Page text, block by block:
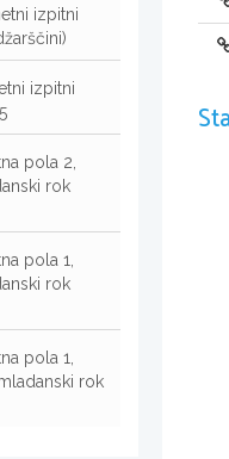
izpitni
izpitni
pola 2,
rok
pola 1,
rok
pola 1,
rok